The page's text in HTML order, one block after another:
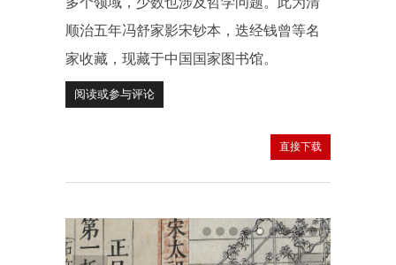
顺治五年冯舒家影宋钞本，迭经钱曾等名
家收藏，现藏于中国国家图书馆。
阅读或参与评论
直接下载